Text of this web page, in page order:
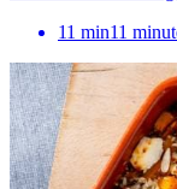
11 min11